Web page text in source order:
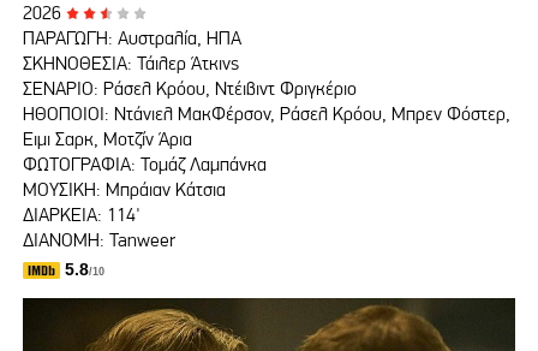
2026
ΠΑΡΑΓΩΓΗ: Αυστραλία, ΗΠΑ
ΣΚΗΝΟΘΕΣΙΑ: Τάιλερ Άτκινς
ΣΕΝΑΡΙΟ: Ράσελ Κρόου, Ντέιβιντ Φριγκέριο
ΗΘΟΠΟΙΟΙ: Ντάνιελ ΜακΦέρσον, Ράσελ Κρόου, Μπρεν Φόστερ,
Έιμι Σαρκ, Μοτζίν Άρια
ΦΩΤΟΓΡΑΦΙΑ: Τομάζ Λαμπάνκα
ΜΟΥΣΙΚΗ: Μπράιαν Κάτσια
ΔΙΑΡΚΕΙΑ: 114'
ΔΙΑΝΟΜΗ: Tanweer
5.8/10